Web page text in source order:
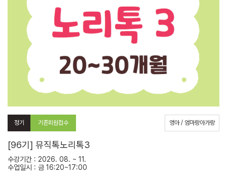
정기 기존회원접수 영아 / 엄마랑아가랑
[96기] 뮤직톡노리톡3
수강기간 : 2026. 08. ~ 11.
수업일시 : 금 16:20~17:00